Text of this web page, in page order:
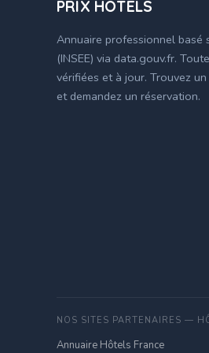
PRIX HÔTELS
Annuaire professionnel basé
(INSEE) via data.gouv.fr.
vérifiées et à jour. Trouvez
et demandez un réservation.
NOS SITES PARTENAIRES —
Annuaire Hôtels France